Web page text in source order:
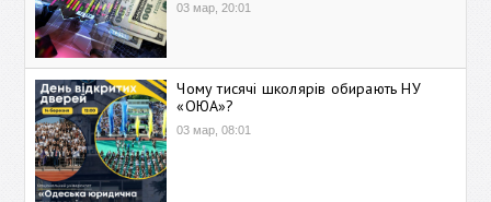
03 мар, 20:01
Чому тисячі школярів обирають НУ
«ОЮА»?
03 мар, 08:01